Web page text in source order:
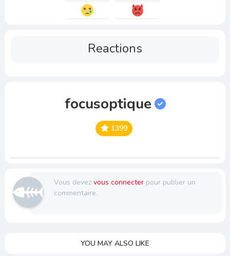
Reactions
focusoptique
1399
Vous devez vous connecterpour publier un
commentaire.
YOU MAY ALSO LIKE